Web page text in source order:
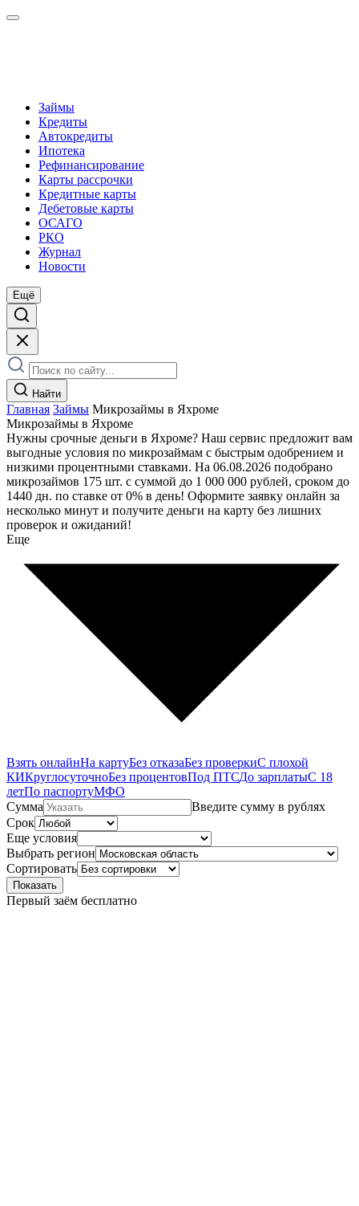
Займы
Кредиты
Автокредиты
Ипотека
Рефинансирование
Карты рассрочки
Кредитные карты
Дебетовые карты
ОСАГО
РКО
Журнал
Новости
Ещё
Найти
Главная Займы Микрозаймы в Яхроме
Микрозаймы в Яхроме
Нужны срочные деньги в Яхроме? Наш сервис предложит вам
выгодные условия по микрозаймам с быстрым одобрением и
низкими процентными ставками. На 06.08.2026 подобрано
микрозаймов 175 шт. с суммой до 1 000 000 рублей, сроком до
1440 дн. по ставке от 0% в день! Оформите заявку онлайн за
несколько минут и получите деньги на карту без лишних
проверок и ожиданий!
Еще
Взять онлайнНа картуБез отказаБез проверкиС плохой
КИКруглосуточноБез процентовПод ПТСДо зарплатыС 18
летПо паспортуМФО
Сумма
Введите сумму в рублях
Срок
Еще условия
Выбрать регион
Сортировать
Показать
Первый заём бесплатно